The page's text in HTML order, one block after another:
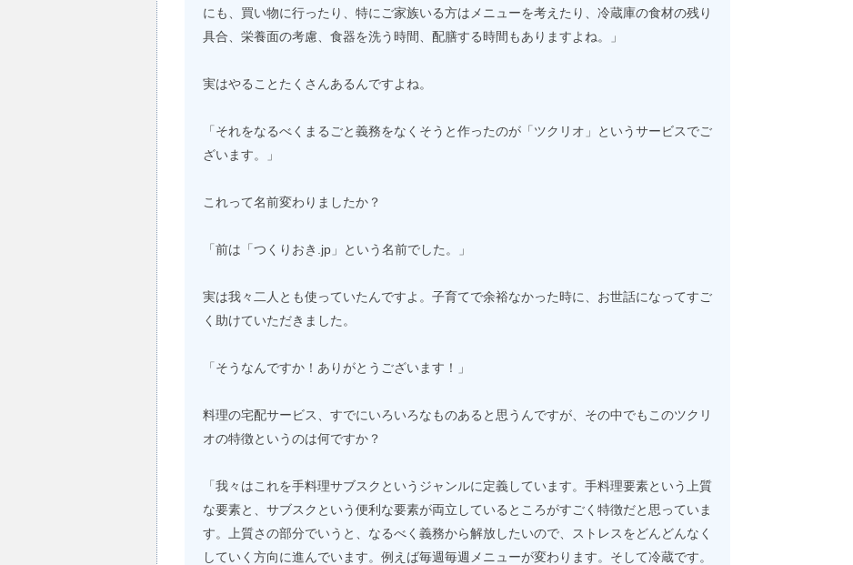
にも、買い物に行ったり、特にご家族いる方はメニューを考えたり、冷蔵庫の食材の残り
具合、栄養面の考慮、食器を洗う時間、配膳する時間もありますよね。」
実はやることたくさんあるんですよね。
「それをなるべくまるごと義務をなくそうと作ったのが「ツクリオ」というサービスでご
ざいます。」
これって名前変わりましたか？
「前は「つくりおき.jp」という名前でした。」
実は我々二人とも使っていたんですよ。子育てで余裕なかった時に、お世話になってすご
く助けていただきました。
「そうなんですか！ありがとうございます！」
料理の宅配サービス、すでにいろいろなものあると思うんですが、その中でもこのツクリ
オの特徴というのは何ですか？
「我々はこれを手料理サブスクというジャンルに定義しています。手料理要素という上質
な要素と、サブスクという便利な要素が両立しているところがすごく特徴だと思っていま
す。上質さの部分でいうと、なるべく義務から解放したいので、ストレスをどんどんなく
していく方向に進んでいます。例えば毎週毎週メニューが変わります。そして冷蔵です。